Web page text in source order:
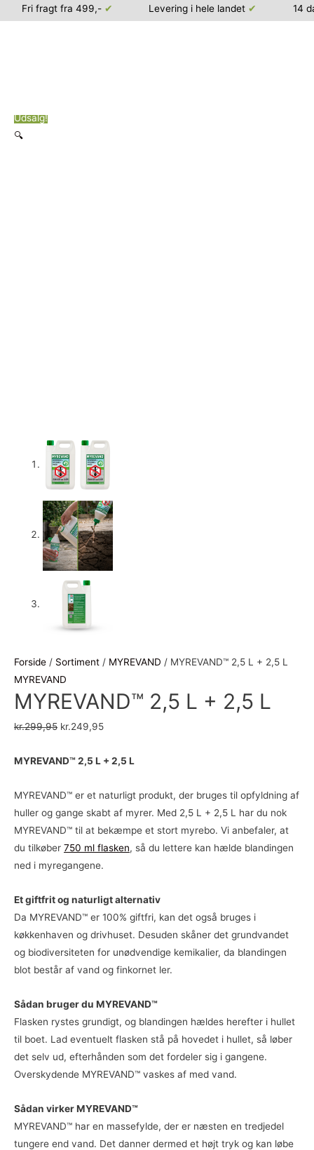
Fri fragt fra 499,- ✔ Levering i hele landet ✔ 14
indholdet
Udsalg!
🔍
Forside / Sortiment / MYREVAND / MYREVAND™ 2,5 L + 2,5 L
MYREVAND
MYREVAND™ 2,5 L + 2,5 L
kr.299,95 kr.249,95
MYREVAND™ 2,5 L + 2,5 L
MYREVAND™ er et naturligt produkt, der bruges til opfyldning af
huller og gange skabt af myrer. Med 2,5 L + 2,5 L har du nok
MYREVAND™ til at bekæmpe et stort myrebo. Vi anbefaler, at
du tilkøber 750 ml flasken, så du lettere kan hælde blandingen
ned i myregangene.
Et giftfrit og naturligt alternativ
Da MYREVAND™ er 100% giftfri, kan det også bruges i
køkkenhaven og drivhuset. Desuden skåner det grundvandet
og biodiversiteten for unødvendige kemikalier, da blandingen
blot består af vand og finkornet ler.
Sådan bruger du MYREVAND™
Flasken rystes grundigt, og blandingen hældes herefter i hullet
til boet. Lad eventuelt flasken stå på hovedet i hullet, så løber
det selv ud, efterhånden som det fordeler sig i gangene.
Overskydende MYREVAND™ vaskes af med vand.
Sådan virker MYREVAND™
MYREVAND™ har en massefylde, der er næsten en tredjedel
tungere end vand. Det danner dermed et højt tryk og kan løbe